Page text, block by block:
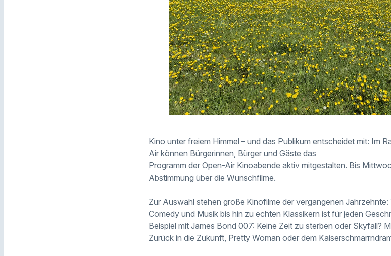
Kino unter freiem Himmel – und das Publikum entscheidet mit: Im
Air können Bürgerinnen, Bürger und Gäste das
Programm der Open-Air Kinoabende aktiv mitgestalten. Bis
Abstimmung über die Wunschfilme.
Zur Auswahl stehen große Kinofilme der vergangenen
Comedy und Musik bis hin zu echten Klassikern ist für jeden
Beispiel mit James Bond 007: Keine Zeit zu sterben oder Skyfall?
Zurück in die Zukunft, Pretty Woman oder dem